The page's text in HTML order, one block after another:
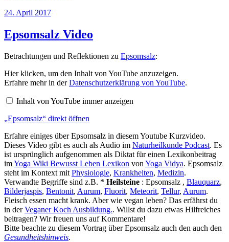
Veröffentlicht
24. April 2017
Epsomsalz Video
Betrachtungen und Reflektionen zu Epsomsalz:
„Epsomsalz“
von
YouTube
Hier klicken, um den Inhalt von YouTube anzuzeigen.
Erfahre mehr in derDatenschutzerklärung von YouTube.
Inhalt von YouTube immer anzeigen
„Epsomsalz“ direkt öffnen
Erfahre einiges über Epsomsalz in diesem Youtube Kurzvideo.
Dieses Video gibt es auch als Audio im Naturheilkunde Podcast. Es
ist ursprünglich aufgenommen als Diktat für einen Lexikonbeitrag
imYoga Wiki Bewusst Leben Lexikon von Yoga Vidya. Epsomsalz
steht im Kontext mit Physiologie, Krankheiten, Medizin.
Verwandte Begriffe sind z.B. * Heilsteine : Epsomsalz , Blauquarz,
Bilderjaspis, Bentonit, Aurum, Fluorit, Meteorit, Tellur, Aurum.
Fleisch essen macht krank. Aber wie vegan leben? Das erfährst du
in derVeganer Koch Ausbildung.. Willst du dazu etwas Hilfreiches
beitragen? Wir freuen uns auf Kommentare!
Bitte beachte zu diesem Vortrag über Epsomsalz auch den auch den
Gesundheitshinweis.